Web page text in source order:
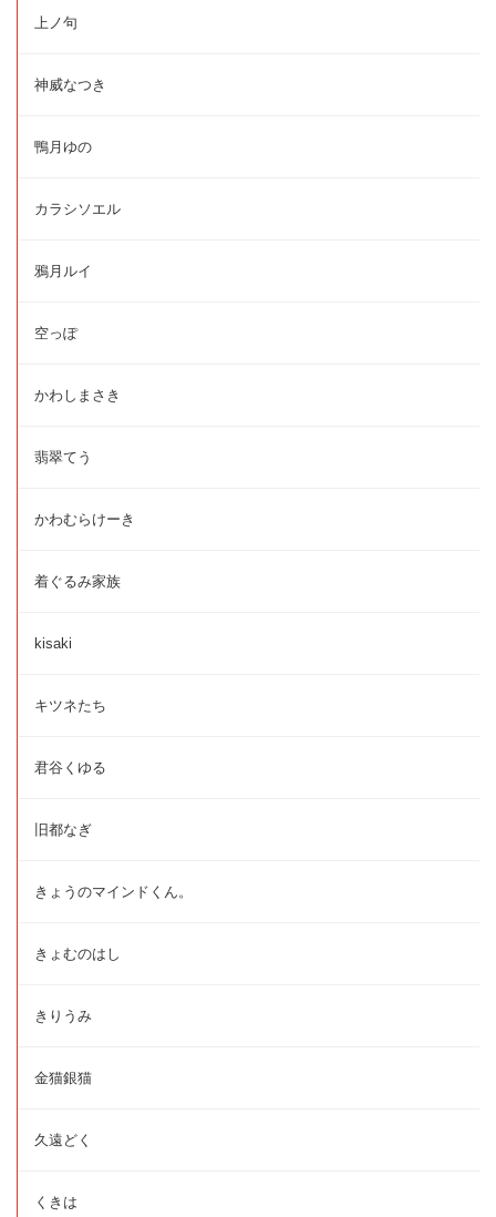
上ノ句
神威なつき
鴨月ゆの
カラシソエル
鴉月ルイ
空っぽ
かわしまさき
翡翠てう
かわむらけーき
着ぐるみ家族
kisaki
キツネたち
君谷くゆる
旧都なぎ
きょうのマインドくん。
きょむのはし
きりうみ
金猫銀猫
久遠どく
くきは